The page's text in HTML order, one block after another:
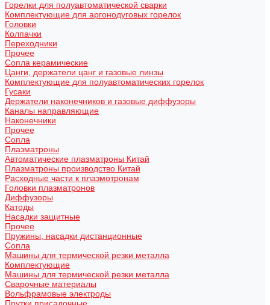
Горелки для полуавтоматической сварки
Комплектующие для аргонодуговых горелок
Головки
Колпачки
Переходники
Прочее
Сопла керамические
Цанги, держатели цанг и газовые линзы
Комплектующие для полуавтоматических горелок
Гусаки
Держатели наконечников и газовые диффузоры
Каналы направляющие
Наконечники
Прочее
Сопла
Плазматроны
Автоматические плазматроны Китай
Плазматроны производство Китай
Расходные части к плазмотронам
Головки плазматронов
Диффузоры
Катоды
Насадки защитные
Прочее
Пружины, насадки дистанционные
Сопла
Машины для термической резки металла
Комплектующие
Машины для термической резки металла
Сварочные материалы
Вольфрамовые электроды